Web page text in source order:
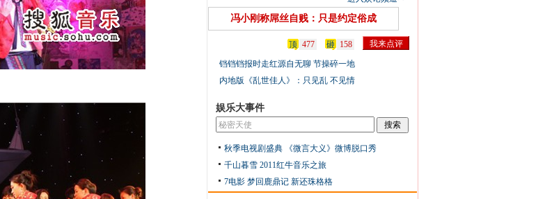
冯小刚称屌丝自贱：只是约定俗成
顶 477 砸
158
铛铛铛报时走红源自无聊 节操碎一地
内地版《乱世佳人》：只见乱 不见情
娱乐大事件
秋季电视剧盛典
《微言大义》微博脱口秀
千山暮雪 2011红牛音乐之旅
7电影 梦回鹿鼎记 新还珠格格